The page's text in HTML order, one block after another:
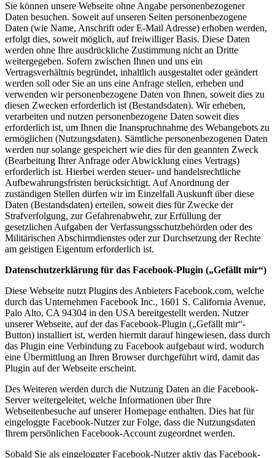
Sie können unsere Webseite ohne Angabe personenbezogener
Daten besuchen. Soweit auf unseren Seiten personenbezogene
Daten (wie Name, Anschrift oder E-Mail Adresse) erhoben werden,
erfolgt dies, soweit möglich, auf freiwilliger Basis. Diese Daten
werden ohne Ihre ausdrückliche Zustimmung nicht an Dritte
weitergegeben. Sofern zwischen Ihnen und uns ein
Vertragsverhältnis begründet, inhaltlich ausgestaltet oder geändert
werden soll oder Sie an uns eine Anfrage stellen, erheben und
verwenden wir personenbezogene Daten von Ihnen, soweit dies zu
diesen Zwecken erforderlich ist (Bestandsdaten). Wir erheben,
verarbeiten und nutzen personenbezogene Daten soweit dies
erforderlich ist, um Ihnen die Inanspruchnahme des Webangebots zu
ermöglichen (Nutzungsdaten). Sämtliche personenbezogenen Daten
werden nur solange gespeichert wie dies für den geannten Zweck
(Bearbeitung Ihrer Anfrage oder Abwicklung eines Vertrags)
erforderlich ist. Hierbei werden steuer- und handelsrechtliche
Aufbewahrungsfristen berücksichtigt. Auf Anordnung der
zuständigen Stellen dürfen wir im Einzelfall Auskunft über diese
Daten (Bestandsdaten) erteilen, soweit dies für Zwecke der
Strafverfolgung, zur Gefahrenabwehr, zur Erfüllung der
gesetzlichen Aufgaben der Verfassungsschutzbehörden oder des
Militärischen Abschirmdienstes oder zur Durchsetzung der Rechte
am geistigen Eigentum erforderlich ist.
Datenschutzerklärung für das Facebook-Plugin („Gefällt mir“)
Diese Webseite nutzt Plugins des Anbieters Facebook.com, welche
durch das Unternehmen Facebook Inc., 1601 S. California Avenue,
Palo Alto, CA 94304 in den USA bereitgestellt werden. Nutzer
unserer Webseite, auf der das Facebook-Plugin („Gefällt mir“-
Button) installiert ist, werden hiermit darauf hingewiesen, dass durch
das Plugin eine Verbindung zu Facebook aufgebaut wird, wodurch
eine Übermittlung an Ihren Browser durchgeführt wird, damit das
Plugin auf der Webseite erscheint.
Des Weiteren werden durch die Nutzung Daten an die Facebook-
Server weitergeleitet, welche Informationen über Ihre
Webseitenbesuche auf unserer Homepage enthalten. Dies hat für
eingeloggte Facebook-Nutzer zur Folge, dass die Nutzungsdaten
Ihrem persönlichen Facebook-Account zugeordnet werden.
Sobald Sie als eingeloggter Facebook-Nutzer aktiv das Facebook-